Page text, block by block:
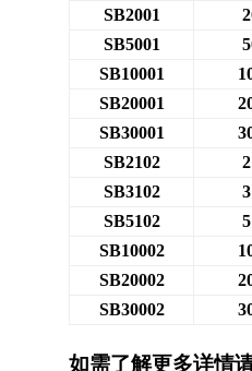
SB2001
SB5001
SB10001
SB20001
SB30001
SB2102
SB3102
SB5102
SB10002
SB20002
SB30002
如需了解更多详情